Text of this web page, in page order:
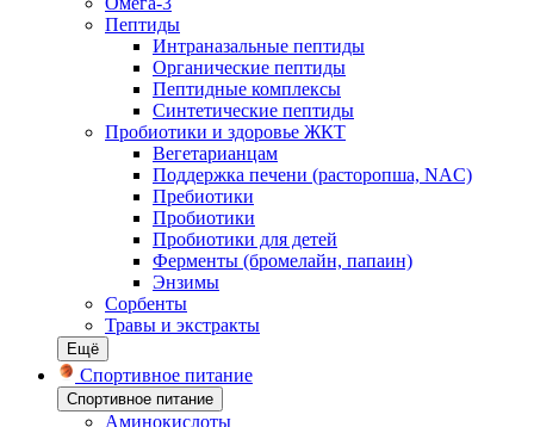
Пептиды
Интраназальные пептиды
Органические пептиды
Пептидные комплексы
Синтетические пептиды
Пробиотики и здоровье ЖКТ
Вегетарианцам
Поддержка печени (расторопша, NAC)
Пребиотики
Пробиотики
Пробиотики для детей
Ферменты (бромелайн, папаин)
Энзимы
Сорбенты
Травы и экстракты
Ещё
Спортивное питание
Спортивное питание
Аминокислоты